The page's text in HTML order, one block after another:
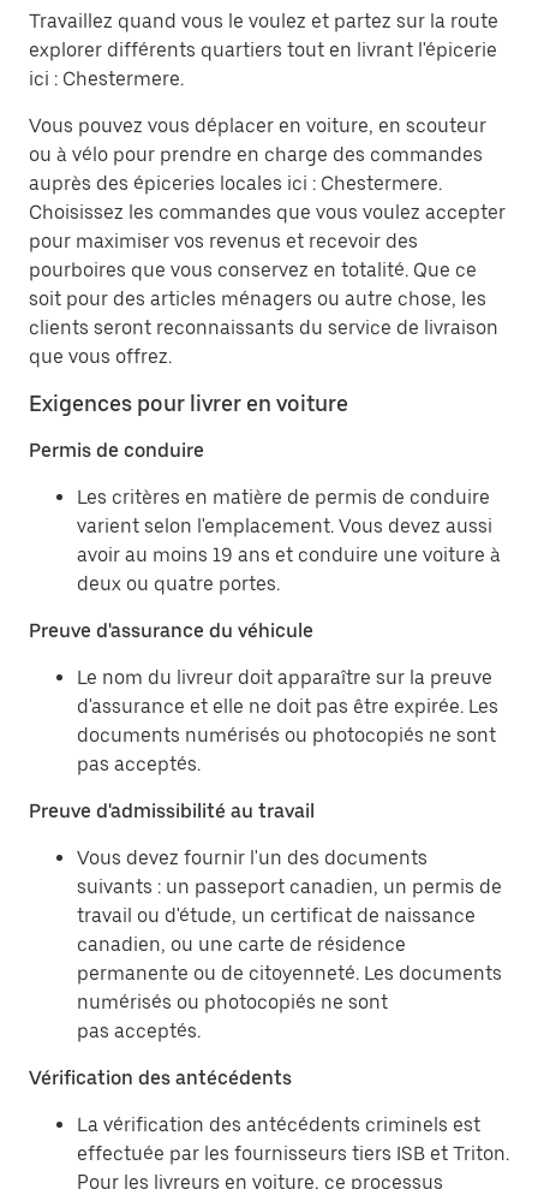
Travaillez quand vous le voulez et partez sur la route
explorer différents quartiers tout en livrant l'épicerie
ici : Chestermere.
Vous pouvez vous déplacer en voiture, en scouteur
ou à vélo pour prendre en charge des commandes
auprès des épiceries locales ici : Chestermere.
Choisissez les commandes que vous voulez accepter
pour maximiser vos revenus et recevoir des
pourboires que vous conservez en totalité. Que ce
soit pour des articles ménagers ou autre chose, les
clients seront reconnaissants du service de livraison
que vous offrez.
Exigences pour livrer en voiture
Permis de conduire
Les critères en matière de permis de conduire
varient selon l'emplacement. Vous devez aussi
avoir au moins 19 ans et conduire une voiture à
deux ou quatre portes.
Preuve d'assurance du véhicule
Le nom du livreur doit apparaître sur la preuve
d'assurance et elle ne doit pas être expirée. Les
documents numérisés ou photocopiés ne sont
pas acceptés.
Preuve d'admissibilité au travail
Vous devez fournir l'un des documents
suivants : un passeport canadien, un permis de
travail ou d'étude, un certificat de naissance
canadien, ou une carte de résidence
permanente ou de citoyenneté. Les documents
numérisés ou photocopiés ne sont
pas acceptés.
Vérification des antécédents
La vérification des antécédents criminels est
effectuée par les fournisseurs tiers ISB et Triton.
Pour les livreurs en voiture, ce processus